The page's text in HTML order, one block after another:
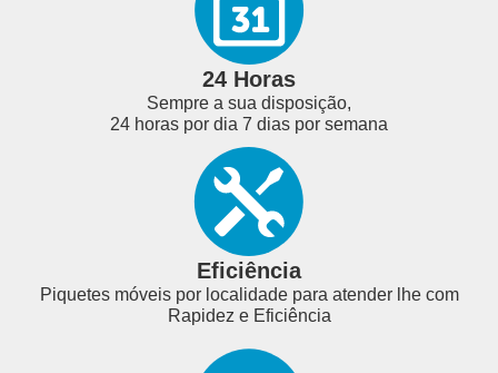
24 Horas
Sempre a sua disposição,
24 horas por dia 7 dias por semana
Eficiência
Piquetes móveis por localidade para atender lhe com
Rapidez e Eficiência